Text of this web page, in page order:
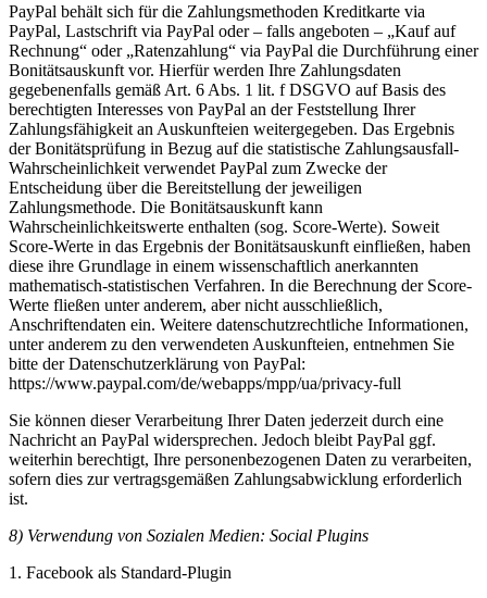
PayPal behält sich für die Zahlungsmethoden Kreditkarte via
PayPal, Lastschrift via PayPal oder – falls angeboten – „Kauf auf
Rechnung“ oder „Ratenzahlung“ via PayPal die Durchführung einer
Bonitätsauskunft vor. Hierfür werden Ihre Zahlungsdaten
gegebenenfalls gemäß Art. 6 Abs. 1 lit. f DSGVO auf Basis des
berechtigten Interesses von PayPal an der Feststellung Ihrer
Zahlungsfähigkeit an Auskunfteien weitergegeben. Das Ergebnis
der Bonitätsprüfung in Bezug auf die statistische Zahlungsausfall-
Wahrscheinlichkeit verwendet PayPal zum Zwecke der
Entscheidung über die Bereitstellung der jeweiligen
Zahlungsmethode. Die Bonitätsauskunft kann
Wahrscheinlichkeitswerte enthalten (sog. Score-Werte). Soweit
Score-Werte in das Ergebnis der Bonitätsauskunft einfließen, haben
diese ihre Grundlage in einem wissenschaftlich anerkannten
mathematisch-statistischen Verfahren. In die Berechnung der Score-
Werte fließen unter anderem, aber nicht ausschließlich,
Anschriftendaten ein. Weitere datenschutzrechtliche Informationen,
unter anderem zu den verwendeten Auskunfteien, entnehmen Sie
bitte der Datenschutzerklärung von PayPal:
https://www.paypal.com/de/webapps/mpp/ua/privacy-full
Sie können dieser Verarbeitung Ihrer Daten jederzeit durch eine
Nachricht an PayPal widersprechen. Jedoch bleibt PayPal ggf.
weiterhin berechtigt, Ihre personenbezogenen Daten zu verarbeiten,
sofern dies zur vertragsgemäßen Zahlungsabwicklung erforderlich
ist.
8) Verwendung von Sozialen Medien: Social Plugins
1. Facebook als Standard-Plugin